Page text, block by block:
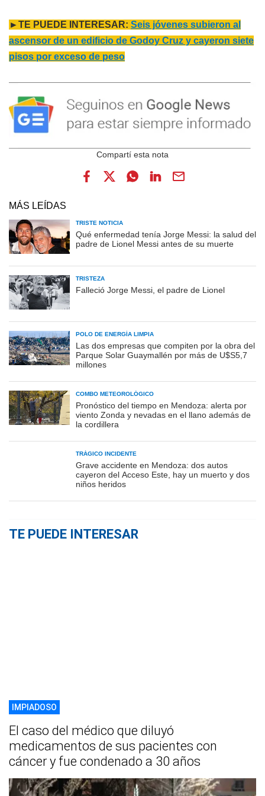
►TE PUEDE INTERESAR: Seis jóvenes subieron al
ascensor de un edificio de Godoy Cruz y cayeron siete
pisos por exceso de peso
MÁS LEÍDAS
TRISTE NOTICIA
Qué enfermedad tenía Jorge Messi: la salud del
padre de Lionel Messi antes de su muerte
TRISTEZA
Falleció Jorge Messi, el padre de Lionel
POLO DE ENERGÍA LIMPIA
Las dos empresas que compiten por la obra del
Parque Solar Guaymallén por más de U$S5,7
millones
COMBO METEOROLÓGICO
Pronóstico del tiempo en Mendoza: alerta por
viento Zonda y nevadas en el llano además de
la cordillera
TRÁGICO INCIDENTE
Grave accidente en Mendoza: dos autos
cayeron del Acceso Este, hay un muerto y dos
niños heridos
TE PUEDE INTERESAR
IMPIADOSO
El caso del médico que diluyó
medicamentos de sus pacientes con
cáncer y fue condenado a 30 años